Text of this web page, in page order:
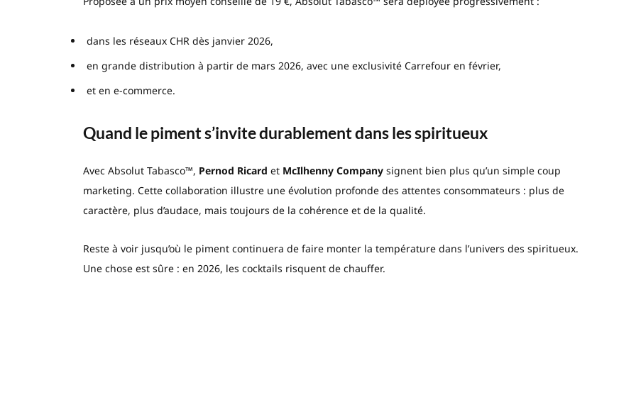
dans les réseaux CHR dès janvier 2026,
en grande distribution à partir de mars 2026, avec une exclusivité Carrefour en février,
et en e-commerce.
Quand le piment s’invite durablement dans les spiritueux
Avec Absolut Tabasco™, Pernod Ricard et McIlhenny Companysignent bien plus qu’un simple coup
marketing. Cette collaboration illustre une évolution profonde des attentes consommateurs : plus de
caractère, plus d’audace, mais toujours de la cohérence et de la qualité.
Reste à voir jusqu’où le piment continuera de faire monter la température dans l’univers des spiritueux.
Une chose est sûre : en 2026, les cocktails risquent de chauffer.